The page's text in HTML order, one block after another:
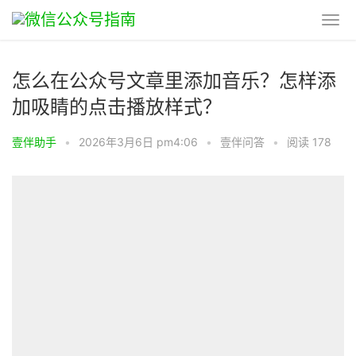
怎么在公众号文章里添加音乐？怎样添
加吸睛的点击播放样式？
壹伴助手 • 2026年3月6日 pm4:06 • 壹伴问答 • 阅读 178